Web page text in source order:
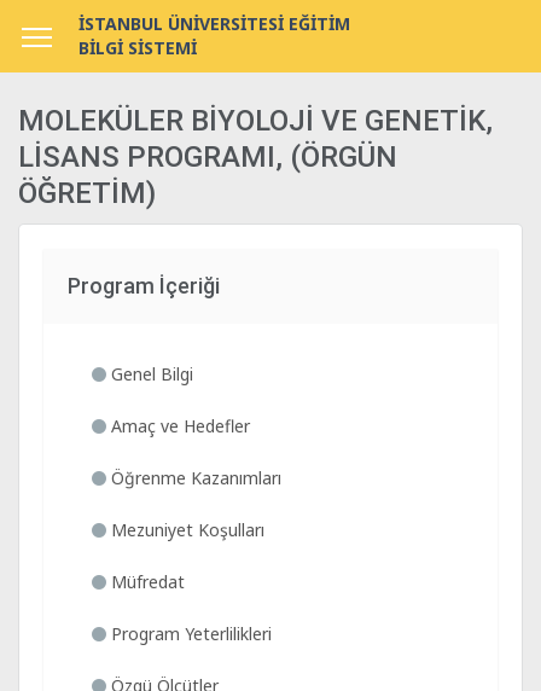
İSTANBUL ÜNİVERSİTESİ EĞİTİM
BİLGİ SİSTEMİ
MOLEKÜLER BİYOLOJİ VE GENETİK,
LİSANS PROGRAMI, (ÖRGÜN
ÖĞRETİM)
Program İçeriği
Genel Bilgi
Amaç ve Hedefler
Öğrenme Kazanımları
Mezuniyet Koşulları
Müfredat
Program Yeterlilikleri
Özgü Ölçütler